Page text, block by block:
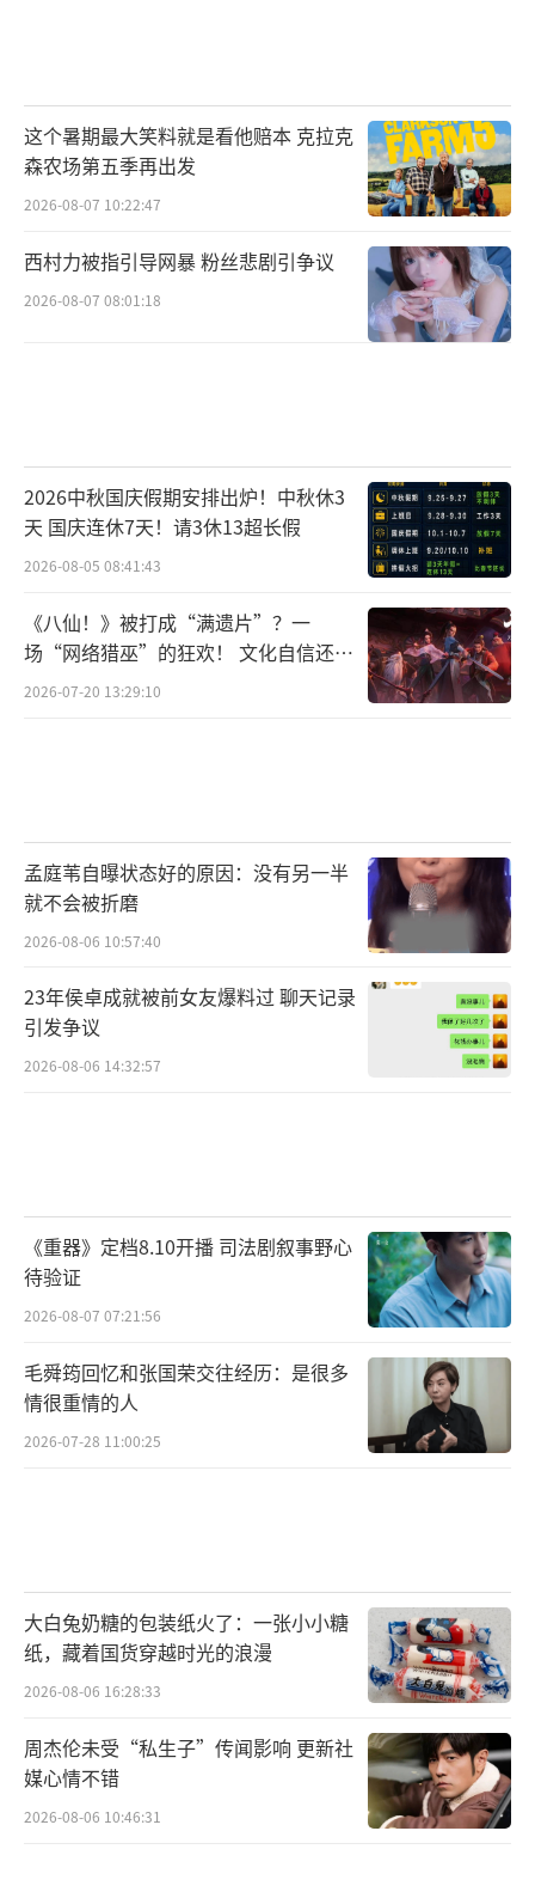
这个暑期最大笑料就是看他赔本 克拉克
森农场第五季再出发
2026-08-07 10:22:47
西村力被指引导网暴 粉丝悲剧引争议
2026-08-07 08:01:18
2026中秋国庆假期安排出炉！中秋休3
天 国庆连休7天！请3休13超长假
2026-08-05 08:41:43
《八仙！》被打成“满遗片”？一
场“网络猎巫”的狂欢！ 文化自信还是
焦虑？
2026-07-20 13:29:10
孟庭苇自曝状态好的原因：没有另一半
就不会被折磨
2026-08-06 10:57:40
23年侯卓成就被前女友爆料过 聊天记录
引发争议
2026-08-06 14:32:57
《重器》定档8.10开播 司法剧叙事野心
待验证
2026-08-07 07:21:56
毛舜筠回忆和张国荣交往经历：是很多
情很重情的人
2026-07-28 11:00:25
大白兔奶糖的包装纸火了：一张小小糖
纸，藏着国货穿越时光的浪漫
2026-08-06 16:28:33
周杰伦未受“私生子”传闻影响 更新社
媒心情不错
2026-08-06 10:46:31